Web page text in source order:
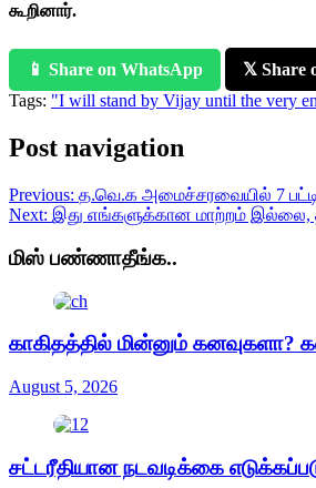
கூறினார்.
📱 Share on WhatsApp
𝕏 Share
Tags: "I will stand by Vijay until the very
Post navigation
Previous: த.வெ.க அமைச்சரவையில் 7
Next: இது எங்களுக்கான மாற்றம் இல்லை,
மிஸ் பண்ணாதீங்க..
காகிதத்தில் மின்னும்
August 5, 2026
சட்டரீதியான நடவடிக்கை